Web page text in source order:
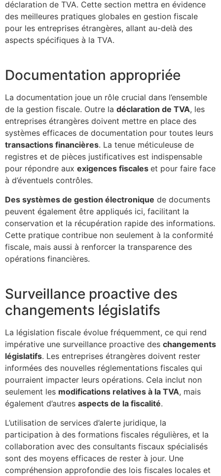
déclaration de TVA. Cette section mettra en évidence
des meilleures pratiques globales en gestion fiscale
pour les entreprises étrangères, allant au-delà des
aspects spécifiques à la TVA.
Documentation appropriée
La documentation joue un rôle crucial dans l’ensemble
de la gestion fiscale. Outre la déclaration de TVA, les
entreprises étrangères doivent mettre en place des
systèmes efficaces de documentation pour toutes leurs
transactions financières. La tenue méticuleuse de
registres et de pièces justificatives est indispensable
pour répondre aux exigences fiscales et pour faire face
à d’éventuels contrôles.
Des systèmes de gestion électronique de documents
peuvent également être appliqués ici, facilitant la
conservation et la récupération rapide des informations.
Cette pratique contribue non seulement à la conformité
fiscale, mais aussi à renforcer la transparence des
opérations financières.
Surveillance proactive des
changements législatifs
La législation fiscale évolue fréquemment, ce qui rend
impérative une surveillance proactive des changements
législatifs. Les entreprises étrangères doivent rester
informées des nouvelles réglementations fiscales qui
pourraient impacter leurs opérations. Cela inclut non
seulement les modifications relatives à la TVA, mais
également d’autres aspects de la fiscalité.
L’utilisation de services d’alerte juridique, la
participation à des formations fiscales régulières, et la
collaboration avec des consultants fiscaux spécialisés
sont des moyens efficaces de rester à jour. Une
compréhension approfondie des lois fiscales locales et